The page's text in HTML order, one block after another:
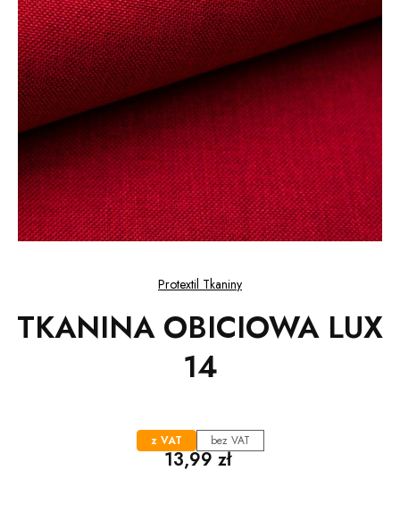
Protextil Tkaniny
TKANINA OBICIOWA LUX
14
z VAT bez VAT
Cena
13,99 zł